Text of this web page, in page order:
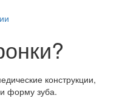
конструкции,
форму зуба.